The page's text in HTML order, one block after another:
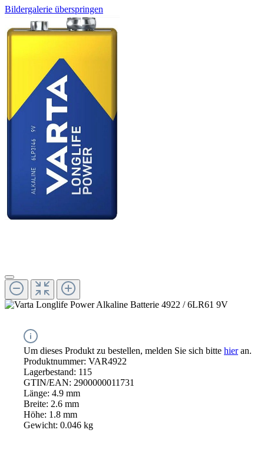
Bildergalerie überspringen
Um dieses Produkt zu bestellen, melden Sie sich bitte hieran.
Produktnummer: VAR4922
Lagerbestand: 115
GTIN/EAN: 2900000011731
Länge: 4.9 mm
Breite: 2.6 mm
Höhe: 1.8 mm
Gewicht: 0.046 kg